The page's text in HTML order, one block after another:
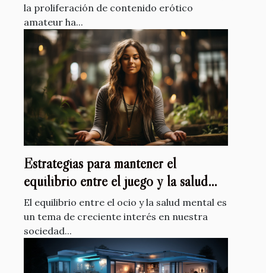
la proliferación de contenido erótico
amateur ha...
Estrategias para mantener el
equilibrio entre el juego y la salud
mental
El equilibrio entre el ocio y la salud mental es
un tema de creciente interés en nuestra
sociedad...